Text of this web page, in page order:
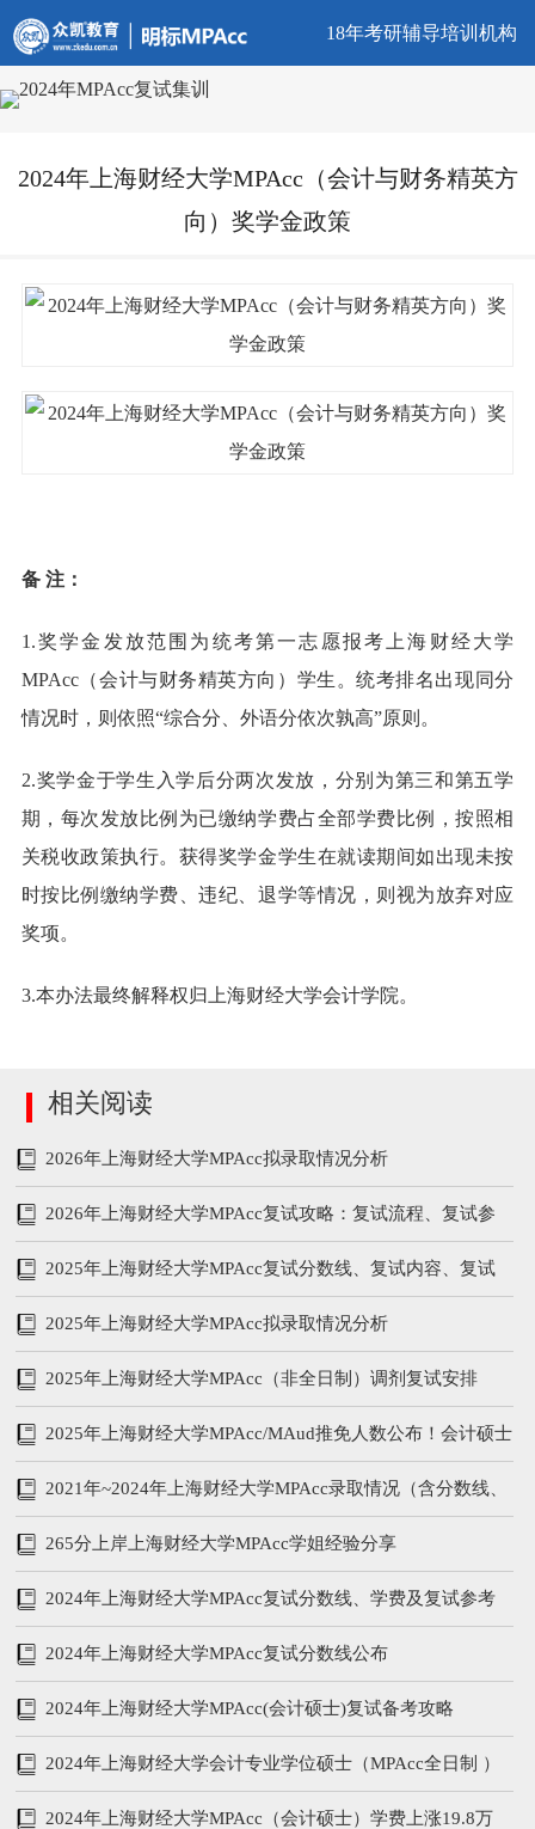
18年考研辅导培训机构
2024年上海财经大学MPAcc（会计与财务精英方
向）奖学金政策
备 注：
1.奖学金发放范围为统考第一志愿报考上海财经大学
MPAcc（会计与财务精英方向）学生。统考排名出现同分
情况时，则依照“综合分、外语分依次孰高”原则。
2.奖学金于学生入学后分两次发放，分别为第三和第五学
期，每次发放比例为已缴纳学费占全部学费比例，按照相
关税收政策执行。获得奖学金学生在就读期间如出现未按
时按比例缴纳学费、违纪、退学等情况，则视为放弃对应
奖项。
3.本办法最终解释权归上海财经大学会计学院。
相关阅读
2026年上海财经大学MPAcc拟录取情况分析
2026年上海财经大学MPAcc复试攻略：复试流程、复试参
考书、分数线
2025年上海财经大学MPAcc复试分数线、复试内容、复试
参考书
2025年上海财经大学MPAcc拟录取情况分析
2025年上海财经大学MPAcc（非全日制）调剂复试安排
2025年上海财经大学MPAcc/MAud推免人数公布！会计硕士
推免73人
2021年~2024年上海财经大学MPAcc录取情况（含分数线、
学费学制、复试内容）
265分上岸上海财经大学MPAcc学姐经验分享
2024年上海财经大学MPAcc复试分数线、学费及复试参考
书
2024年上海财经大学MPAcc复试分数线公布
2024年上海财经大学MPAcc(会计硕士)复试备考攻略
2024年上海财经大学会计专业学位硕士（MPAcc全日制 ）
招生简章
2024年上海财经大学MPAcc（会计硕士）学费上涨19.8万